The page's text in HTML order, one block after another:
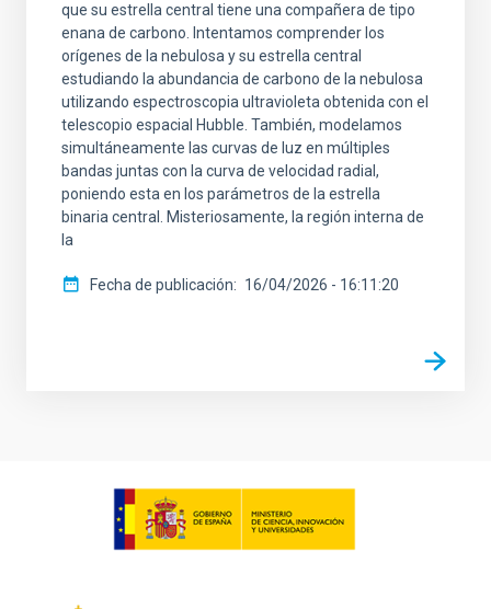
que su estrella central tiene una compañera de tipo
enana de carbono. Intentamos comprender los
orígenes de la nebulosa y su estrella central
estudiando la abundancia de carbono de la nebulosa
utilizando espectroscopia ultravioleta obtenida con el
telescopio espacial Hubble. También, modelamos
simultáneamente las curvas de luz en múltiples
bandas juntas con la curva de velocidad radial,
poniendo esta en los parámetros de la estrella
binaria central. Misteriosamente, la región interna de
la
Fecha de publicación 16/04/2026 - 16:11:20